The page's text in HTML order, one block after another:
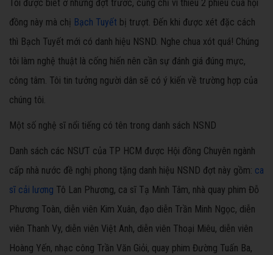
Tôi được biết ở những đợt trước, cũng chỉ vì thiếu 2 phiếu của hội
đồng này mà chị Bạch Tuyết bị trượt. Đến khi được xét đặc cách
thì Bạch Tuyết mới có danh hiệu NSND. Nghe chua xót quá! Chúng
tôi làm nghệ thuật là cống hiến nên cần sự đánh giá đúng mực,
công tâm. Tôi tin tưởng người dân sẽ có ý kiến về trường hợp của
chúng tôi.
Một số nghệ sĩ nổi tiếng có tên trong danh sách NSND
Danh sách các NSƯT của TP HCM được Hội đồng Chuyên ngành
cấp nhà nước đề nghị phong tặng danh hiệu NSND đợt này gồm: ca
sĩ cải lương Tô Lan Phương, ca sĩ Tạ Minh Tâm, nhà quay phim Đỗ
Phương Toàn, diễn viên Kim Xuân, đạo diễn Trần Minh Ngọc, diễn
viên Thanh Vy, diễn viên Việt Anh, diễn viên Thoại Miêu, diễn viên
Hoàng Yến, nhạc công Trần Văn Giỏi, quay phim Đường Tuấn Ba,